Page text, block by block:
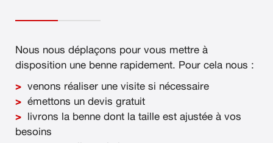
Nous nous déplaçons pour vous mettre à
disposition une benne rapidement. Pour cela nous :
venons réaliser une visite si nécessaire
émettons un devis gratuit
livrons la benne dont la taille est ajustée à vos
besoins